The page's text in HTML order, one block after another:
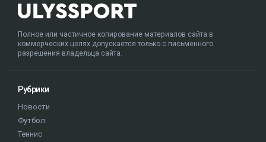
Полное или частичное копирование материалов сайта в
коммерческих целях допускается только с письменного
разрешения владельца сайта.
Рубрики
Новости
Футбол
Теннис